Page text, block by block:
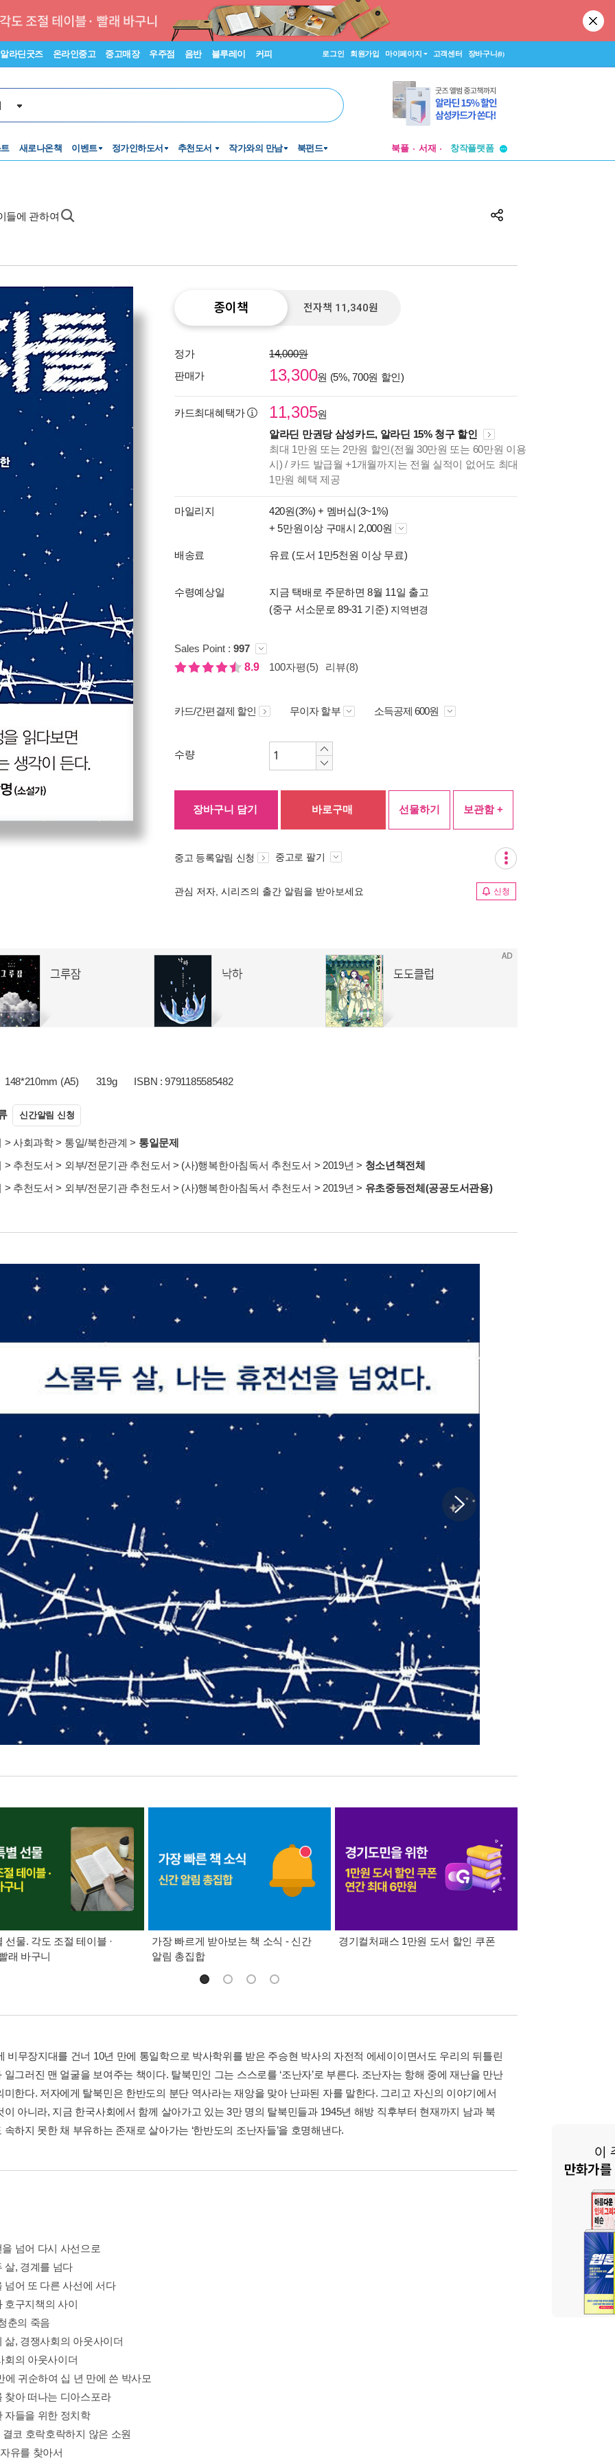
알라딘굿즈 온라인중고 중고매장 우주점 음반 블루레이 커피 로그인 회원가입 마이페이지 고객센터 장바구니(0)
새로나온책 이벤트 정가인하도서 추천도서 작가와의 만남 북펀드 북플 서재
창작플랫폼
들에 관하여
종이책 전자책 11,340원
정가
14,000원
판매가
13,300원 (5%, 700원 할인)
카드최대혜택가 11,305원
알라딘 만권당 삼성카드, 알라딘 15% 청구 할인
최대 1만원 또는 2만원 할인(전월 30만원 또는 60만원 이용
시) / 카드 발급월 +1개월까지는 전월 실적이 없어도 최대
1만원 혜택 제공
마일리지 420원(3%) + 멤버십(3~1%)
+ 5만원이상 구매시 2,000원
배송료 유료 (도서 1만5천원 이상 무료)
수령예상일
지금 택배로 주문하면 8월 11일 출고
(중구 서소문로 89-31 기준) 지역변경
Sales Point : 997
8.9
100자평(5) 리뷰(8)
카드/간편결제 할인 무이자 할부 소득공제 600원
수량
장바구니 담기 바로구매 선물하기 보관함 +
중고 등록알림 신청 중고로 팔기
관심 저자, 시리즈의 출간 알림을 받아보세요 신청
148*210mm (A5) 319g ISBN : 9791185585482
신간알림 신청
> 사회과학> 통일/북한관계 > 통일문제
> 추천도서 > 외부/전문기관 추천도서 > (사)행복한아침독서 추천도서 > 2019년 > 청소년책전체
> 추천도서 > 외부/전문기관 추천도서 > (사)행복한아침독서 추천도서 > 2019년 > 유초중등전체(공공도서관용)
선물. 각도 조절 테이블 ·
래 바구니
가장 빠르게 받아보는 책 소식 - 신간
알림 총집합
경기컬처패스 1만원 도서 할인 쿠폰
비무장지대를 건너 10년 만에 통일학으로 박사학위를 받은 주승현 박사의 자전적 에세이이면서도 우리의 뒤틀린
일그러진 맨 얼굴을 보여주는 책이다. 탈북민인 그는 스스로를 ‘조난자’로 부른다. 조난자는 항해 중에 재난을 만난
미한다. 저자에게 탈북민은 한반도의 분단 역사라는 재앙을 맞아 난파된 자를 말한다. 그리고 자신의 이야기에서
이 아니라, 지금 한국사회에서 함께 살아가고 있는 3만 명의 탈북민들과 1945년 해방 직후부터 현재까지 남과 북
속하지 못한 채 부유하는 존재로 살아가는 ‘한반도의 조난자들’을 호명해낸다.
넘어 다시 사선으로
살, 경계를 넘다
넘어 또 다른 사선에 서다
호구지책의 사이
춘의 죽음
삶, 경쟁사회의 아웃사이더
회의 아웃사이더
에 귀순하여 십 년 만에 쓴 박사모
찾아 떠나는 디아스포라
자들을 위한 정치학
결코 호락호락하지 않은 소원
유를 찾아서